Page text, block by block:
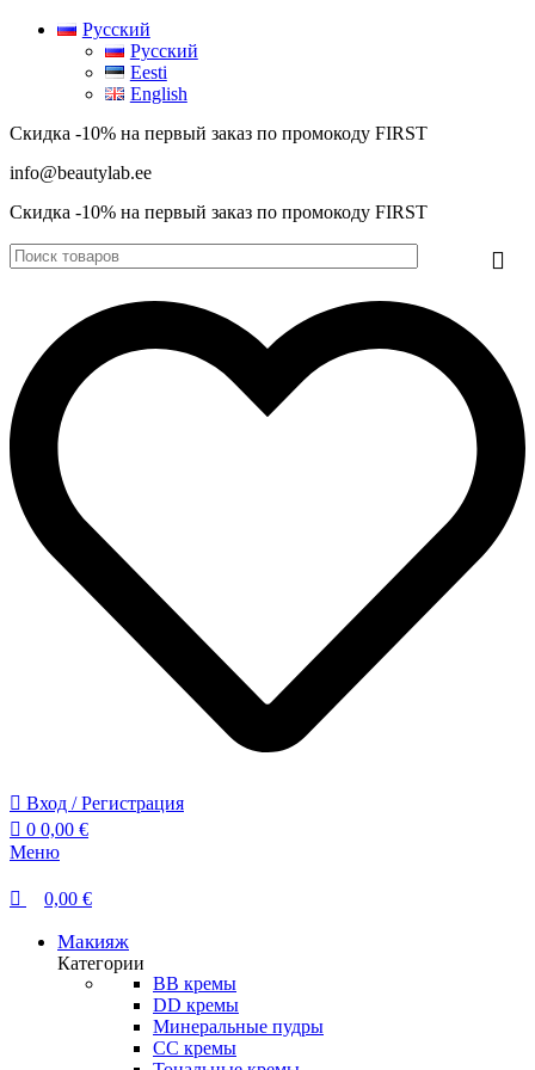
Русский
Русский
Eesti
English
Скидка -10% на первый заказ по промокоду FIRST
info@beautylab.ee
Скидка -10% на первый заказ по промокоду FIRST
Вход / Регистрация
0 0,00 €
Меню
0,00 €
Макияж
Категории
BB кремы
DD кремы
Минеральные пудры
СС кремы